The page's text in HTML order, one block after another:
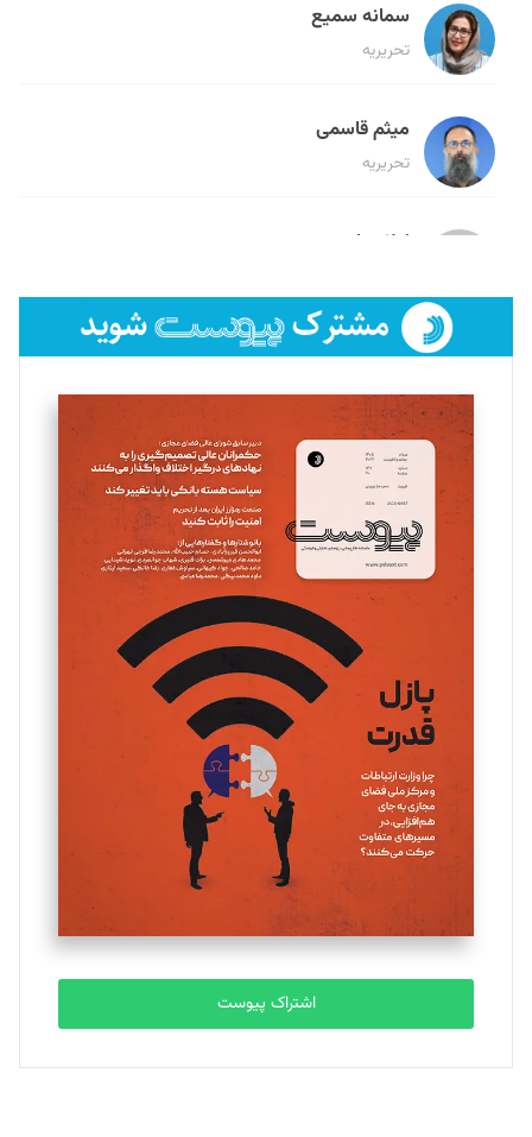
سمانه سمیع
تحریریه
میثم قاسمی
تحریریه
لیلا حنارود
فائزه فتحی رستمی
تحریریه
سروش کرمیان
تحریریه
مینا پاکدل
یسنا امان‌پور
تحریریه
ملینا جعفری
تحریریه
مصطفی مسجدی آرانی
تحریریه
بابک نقاش
تحریریه
اشتراک پیوست